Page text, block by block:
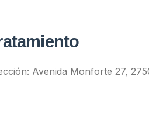
Avenida Monforte 27,